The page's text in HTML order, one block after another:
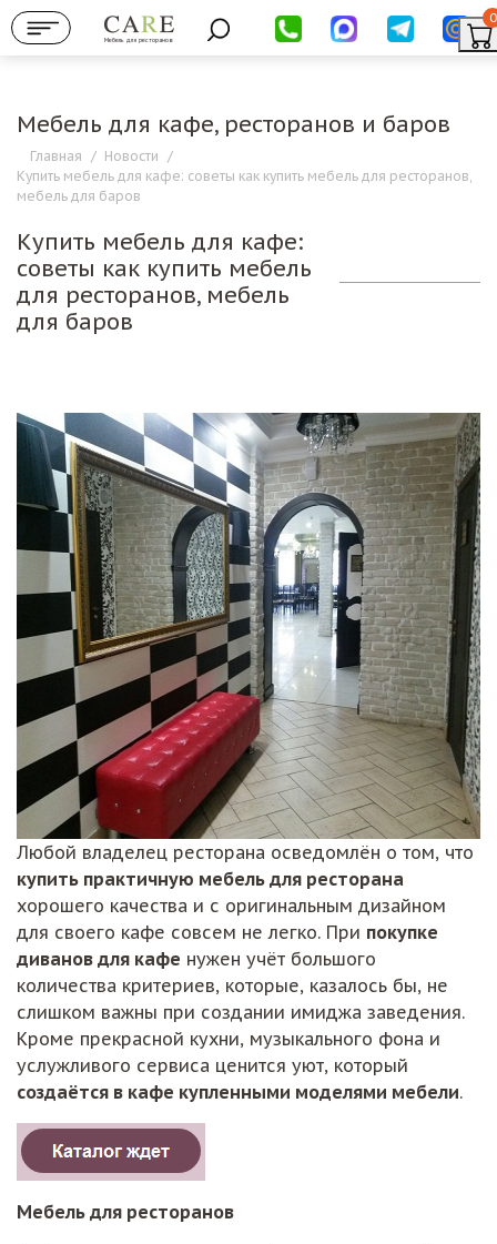
Мебель для ресторанов
0
Мебель для кафе, ресторанов и баров
Главная / Новости /
Купить мебель для кафе: советы как купить мебель для ресторанов,
мебель для баров
Купить мебель для кафе:
советы как купить мебель
для ресторанов, мебель
для баров
Любой владелец ресторана осведомлён о том, что
купить практичную мебель для ресторана
хорошего качества и с оригинальным дизайном
для своего кафе совсем не легко. При покупке
диванов для кафе нужен учёт большого
количества критериев, которые, казалось бы, не
слишком важны при создании имиджа заведения.
Кроме прекрасной кухни, музыкального фона и
услужливого сервиса ценится уют, который
создаётся в кафе купленными моделями мебели.
Мебель для ресторанов